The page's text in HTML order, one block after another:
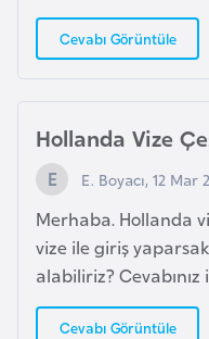
Cevabı Görüntüle
Hollanda Vize
E. Boyacı, 12 Mar
Merhaba. Hollanda
vize ile giriş
alabiliriz?
Cevabı Görüntüle
i
s
a
n
E
r
m